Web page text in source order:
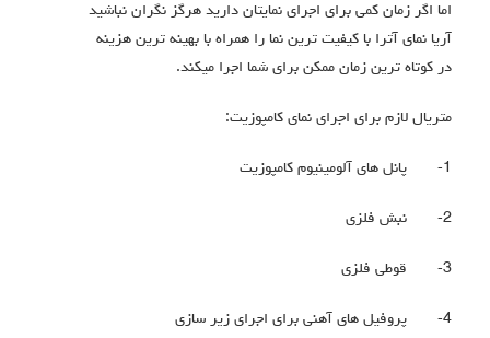
اما اگر زمان کمی برای اجرای نمایتان دارید هرگز نگران نباشید
آریا نمای آترا با کیفیت ترین نما را همراه با بهینه ترین هزینه
در کوتاه ترین زمان ممکن برای شما اجرا میکند.
متریال لازم برای اجرای نمای کامپوزیت:
1- پانل های آلومینیوم کامپوزیت
2- نبش فلزی
3- قوطی فلزی
4- پروفیل های آهنی برای اجرای زیر سازی